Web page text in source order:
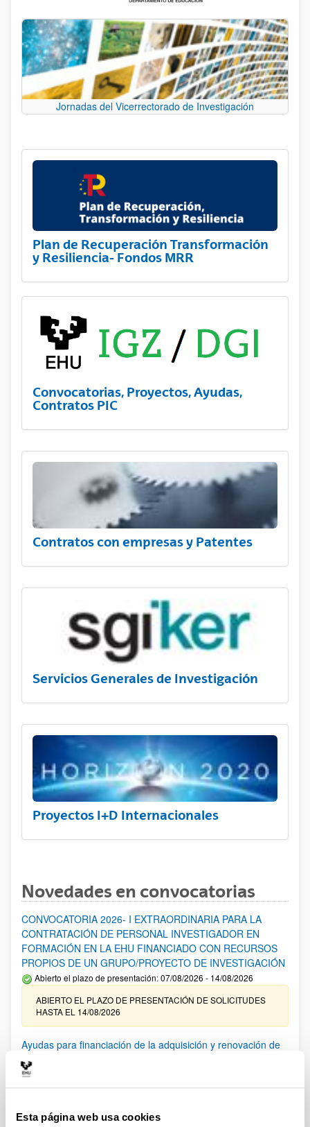
Esta página web usa cookies
Jornadas del Vicerrectorado de Investigación
Plan de Recuperación Transformación
y Resiliencia- Fondos MRR
Convocatorias, Proyectos, Ayudas,
Contratos PIC
Contratos con empresas y Patentes
Servicios Generales de Investigación
Proyectos I+D Internacionales
Novedades en convocatorias
CONVOCATORIA 2026- I EXTRAORDINARIA PARA LA
CONTRATACIÓN DE PERSONAL INVESTIGADOR EN
FORMACIÓN EN LA EHU FINANCIADO CON RECURSOS
PROPIOS DE UN GRUPO/PROYECTO DE INVESTIGACIÓN
Abierto el plazo de presentación: 07/08/2026 - 14/08/2026
ABIERTO EL PLAZO DE PRESENTACIÓN DE SOLICITUDES
HASTA EL 14/08/2026
Ayudas para financiación de la adquisición y renovación de
infraestructura científica y fondos bibliográficos en la
UPV/EHU 2026
Trámite abierto
25/03/2026: Corrección de errores del listado provisional de
solicitudes admitidas y excluidas. 23/03/2026: Relación